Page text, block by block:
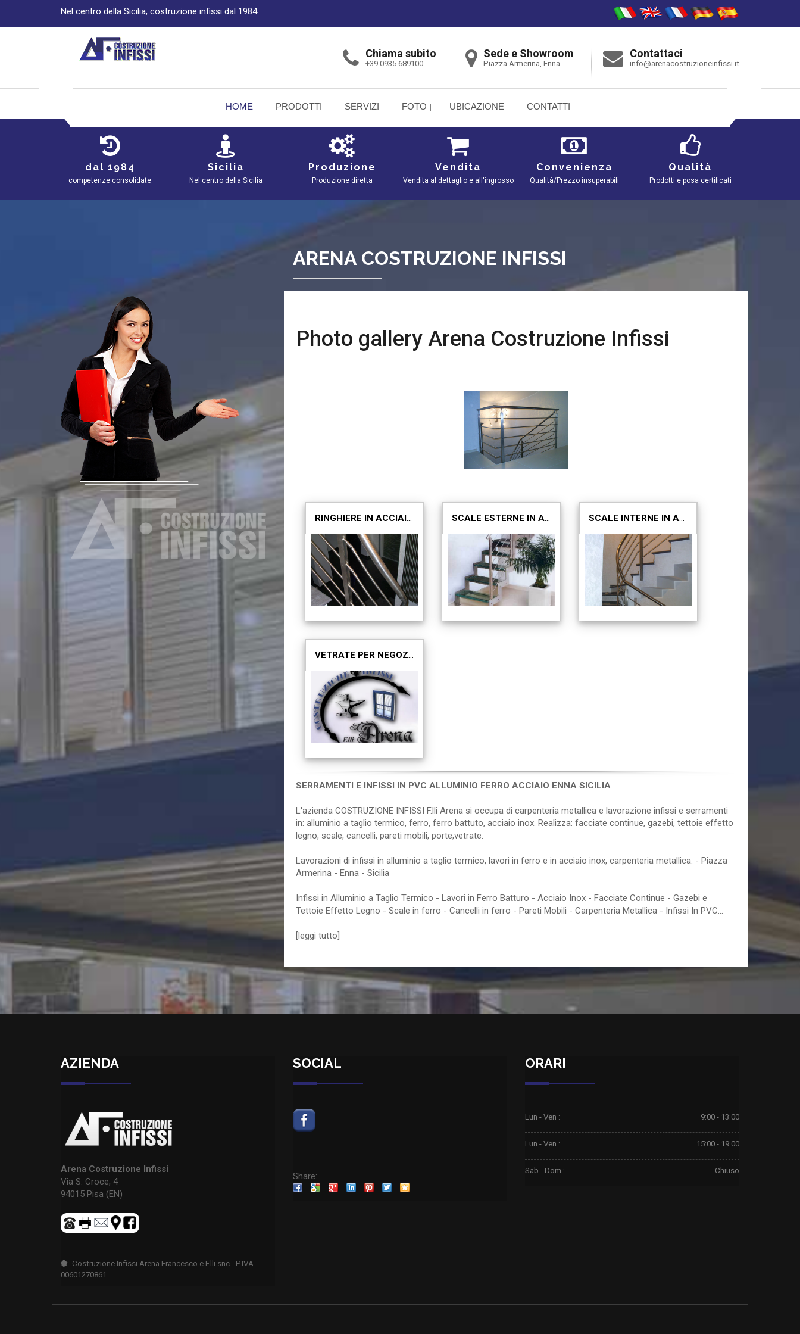
Nel centro della Sicilia, costruzione infissi dal 1984.
Chiama subito
+39 0935 689100
Sede e Showroom
Piazza Armerina, Enna
Contattaci
info@arenacostruzioneinfissi.it
HOME PRODOTTI SERVIZI FOTO UBICAZIONE CONTATTI
dal 1984
competenze consolidate
Sicilia
Nel centro della Sicilia
Produzione
Produzione diretta
Vendita
Vendita al dettaglio e all'ingrosso
Convenienza
Qualità/Prezzo insuperabili
Qualità
Prodotti e posa certificati
ARENA COSTRUZIONE INFISSI
Photo gallery Arena Costruzione Infissi
RINGHIERE IN ACCIAIO INOX SCALE ESTERNE IN ACCIAIO INOX SCALE INTERNE IN ACCIAIO INOX
VETRATE PER NEGOZI E UFFICI
SERRAMENTI E INFISSI IN PVC ALLUMINIO FERRO ACCIAIO ENNA SICILIA
L'azienda COSTRUZIONE INFISSI F.lli Arena si occupa di carpenteria metallica e lavorazione infissi e serramenti
in: alluminio a taglio termico, ferro, ferro battuto, acciaio inox. Realizza: facciate continue, gazebi, tettoie effetto
legno, scale, cancelli, pareti mobili, porte,vetrate.
Lavorazioni di infissi in alluminio a taglio termico, lavori in ferro e in acciaio inox, carpenteria metallica. - Piazza
Armerina - Enna - Sicilia
Infissi in Alluminio a Taglio Termico - Lavori in Ferro Batturo - Acciaio Inox - Facciate Continue - Gazebi e
Tettoie Effetto Legno - Scale in ferro - Cancelli in ferro - Pareti Mobili - Carpenteria Metallica - Infissi In PVC...
[leggi tutto]
AZIENDA
Arena Costruzione Infissi
Via S. Croce, 4
94015 Pisa (EN)
Costruzione Infissi Arena Francesco e F.lli snc - P.IVA
00601270861
SOCIAL
Share:
ORARI
Lun - Ven : 9:00 - 13:00
Lun - Ven : 15:00 - 19:00
Sab - Dom : Chiuso